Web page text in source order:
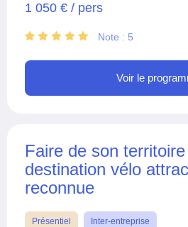
1 050 € / pers
Note : 5
Voir le
Faire de son
destination vélo
reconnue
Présentiel Inter-entreprise